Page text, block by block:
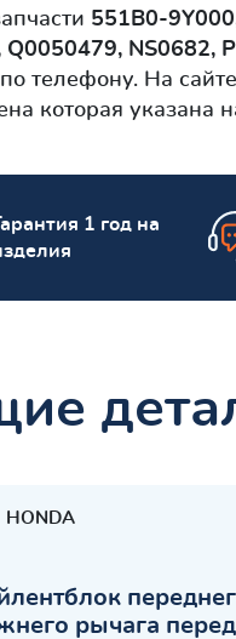
551B0-
NS0682,
телефону. На
которая указана
1 год на
HONDA
рычага